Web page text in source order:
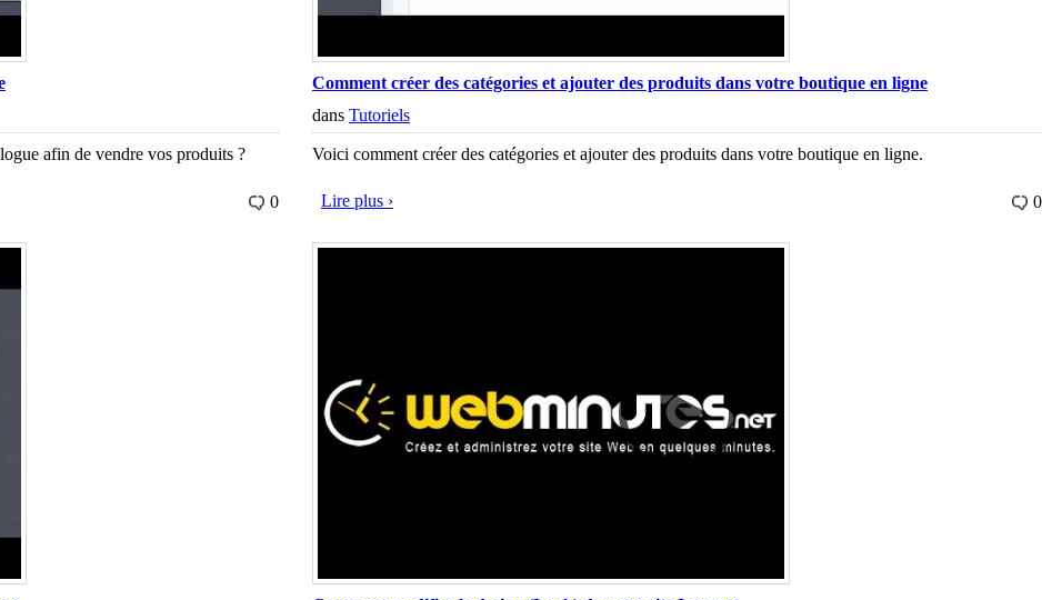
afin de vendre vos produits ?
0
Comment créer des catégories et ajouter des produits dans votre boutique en ligne
dans Tutoriels
Voici comment créer des catégories et ajouter des produits dans votre boutique en ligne.
0
Lire plus ›